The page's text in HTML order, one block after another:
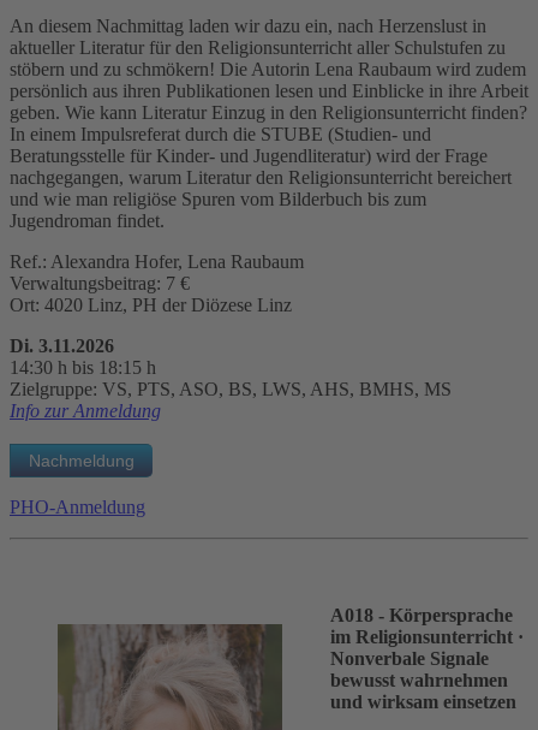
An diesem Nachmittag laden wir dazu ein, nach Herzenslust in
aktueller Literatur für den Religionsunterricht aller Schulstufen zu
stöbern und zu schmökern! Die Autorin Lena Raubaum wird zudem
persönlich aus ihren Publikationen lesen und Einblicke in ihre Arbeit
geben. Wie kann Literatur Einzug in den Religionsunterricht finden?
In einem Impulsreferat durch die STUBE (Studien- und
Beratungsstelle für Kinder- und Jugendliteratur) wird der Frage
nachgegangen, warum Literatur den Religionsunterricht bereichert
und wie man religiöse Spuren vom Bilderbuch bis zum
Jugendroman findet.
Ref.: Alexandra Hofer, Lena Raubaum
Verwaltungsbeitrag: 7 €
Ort: 4020 Linz, PH der Diözese Linz
Di. 3.11.2026
14:30 h bis 18:15 h
Zielgruppe: VS, PTS, ASO, BS, LWS, AHS, BMHS, MS
Info zur Anmeldung
PHO-Anmeldung
A018 - Körpersprache
im Religionsunterricht ·
Nonverbale Signale
bewusst wahrnehmen
und wirksam einsetzen